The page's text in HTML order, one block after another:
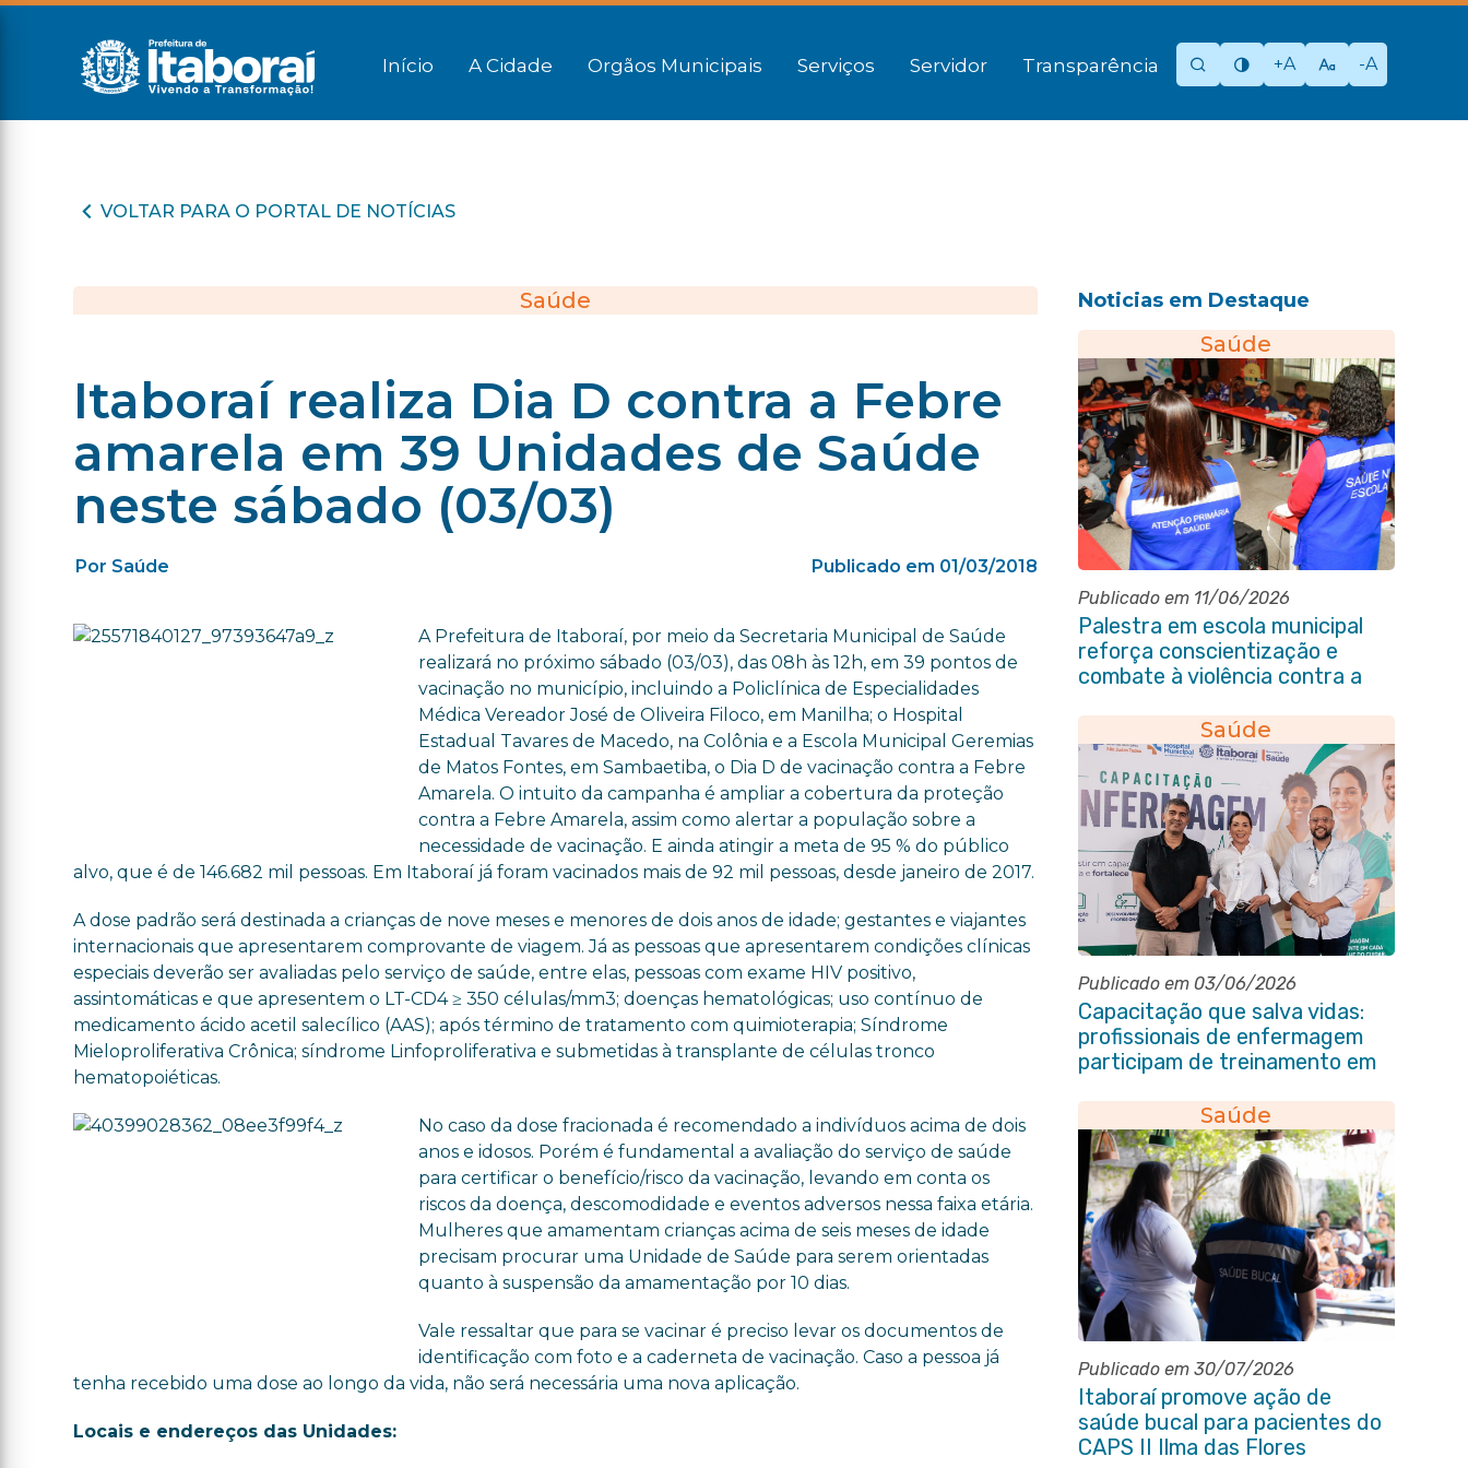
Início A Cidade Orgãos Municipais Serviços Servidor Transparência +A -A
VOLTAR PARA O PORTAL DE NOTÍCIAS
Saúde
Itaboraí realiza Dia D contra a Febre
amarela em 39 Unidades de Saúde
neste sábado (03/03)
Por Saúde Publicado em 01/03/2018
A Prefeitura de Itaboraí, por meio da Secretaria Municipal de Saúde
realizará no próximo sábado (03/03), das 08h às 12h, em 39 pontos de
vacinação no município, incluindo a Policlínica de Especialidades
Médica Vereador José de Oliveira Filoco, em Manilha; o Hospital
Estadual Tavares de Macedo, na Colônia e a Escola Municipal Geremias
de Matos Fontes, em Sambaetiba, o Dia D de vacinação contra a Febre
Amarela. O intuito da campanha é ampliar a cobertura da proteção
contra a Febre Amarela, assim como alertar a população sobre a
necessidade de vacinação. E ainda atingir a meta de 95 % do público
alvo, que é de 146.682 mil pessoas. Em Itaboraí já foram vacinados mais de 92 mil pessoas, desde janeiro de 2017.
A dose padrão será destinada a crianças de nove meses e menores de dois anos de idade; gestantes e viajantes
internacionais que apresentarem comprovante de viagem. Já as pessoas que apresentarem condições clínicas
especiais deverão ser avaliadas pelo serviço de saúde, entre elas, pessoas com exame HIV positivo,
assintomáticas e que apresentem o LT-CD4 ≥ 350 células/mm3; doenças hematológicas; uso contínuo de
medicamento ácido acetil salecílico (AAS); após término de tratamento com quimioterapia; Síndrome
Mieloproliferativa Crônica; síndrome Linfoproliferativa e submetidas à transplante de células tronco
hematopoiéticas.
No caso da dose fracionada é recomendado a indivíduos acima de dois
anos e idosos. Porém é fundamental a avaliação do serviço de saúde
para certificar o benefício/risco da vacinação, levando em conta os
riscos da doença, descomodidade e eventos adversos nessa faixa etária.
Mulheres que amamentam crianças acima de seis meses de idade
precisam procurar uma Unidade de Saúde para serem orientadas
quanto à suspensão da amamentação por 10 dias.
Vale ressaltar que para se vacinar é preciso levar os documentos de
identificação com foto e a caderneta de vacinação. Caso a pessoa já
tenha recebido uma dose ao longo da vida, não será necessária uma nova aplicação.
Locais e endereços das Unidades:
Noticias em Destaque
Saúde
Publicado em 11/06/2026
Palestra em escola municipal
reforça conscientização e
combate à violência contra a
Saúde
Publicado em 03/06/2026
Capacitação que salva vidas:
profissionais de enfermagem
participam de treinamento em
Saúde
Publicado em 30/07/2026
Itaboraí promove ação de
saúde bucal para pacientes do
CAPS II Ilma das Flores